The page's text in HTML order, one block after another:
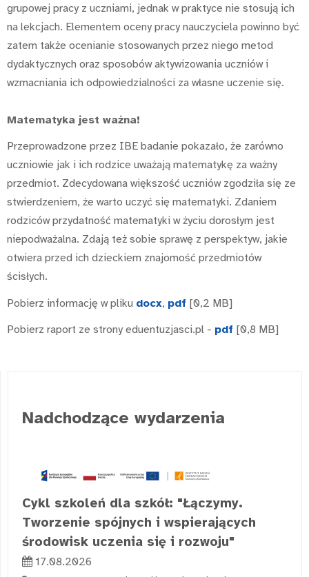
grupowej pracy z uczniami, jednak w praktyce nie stosują ich
na lekcjach. Elementem oceny pracy nauczyciela powinno być
zatem także ocenianie stosowanych przez niego metod
dydaktycznych oraz sposobów aktywizowania uczniów i
wzmacniania ich odpowiedzialności za własne uczenie się.
Matematyka jest ważna!
Przeprowadzone przez IBE badanie pokazało, że zarówno
uczniowie jak i ich rodzice uważają matematykę za ważny
przedmiot. Zdecydowana większość uczniów zgodziła się ze
stwierdzeniem, że warto uczyć się matematyki. Zdaniem
rodziców przydatność matematyki w życiu dorosłym jest
niepodważalna. Zdają też sobie sprawę z perspektyw, jakie
otwiera przed ich dzieckiem znajomość przedmiotów
ścisłych.
Pobierz informację w pliku docx, pdf [0,2 MB]
Pobierz raport ze strony eduentuzjasci.pl - pdf [0,8 MB]
Nadchodzące wydarzenia
Cykl szkoleń dla szkół: "Łączymy.
Tworzenie spójnych i wspierających
środowisk uczenia się i rozwoju"
17.08.2026